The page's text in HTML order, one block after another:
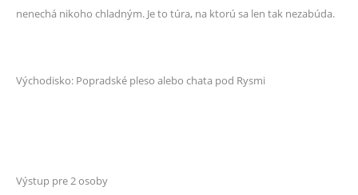
nenechá nikoho chladným. Je to túra, na ktorú sa len tak nezabúda.
Východisko: Popradské pleso alebo chata pod Rysmi
Výstup pre 2 osoby